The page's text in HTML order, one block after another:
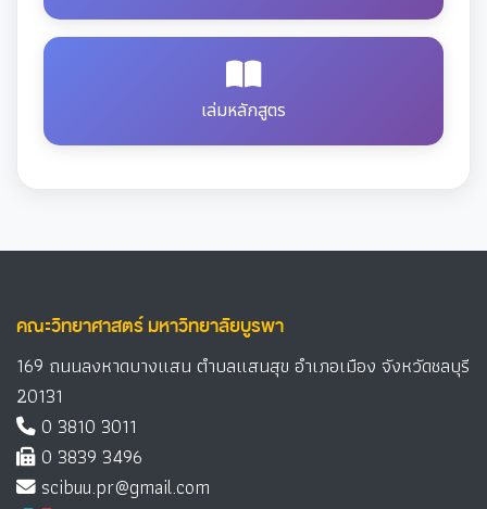
เล่มหลักสูตร
คณะวิทยาศาสตร์ มหาวิทยาลัยบูรพา
169 ถนนลงหาดบางแสน ตำบลแสนสุข อำเภอเมือง จังหวัดชลบุรี
20131
0 3810 3011
0 3839 3496
scibuu.pr@gmail.com